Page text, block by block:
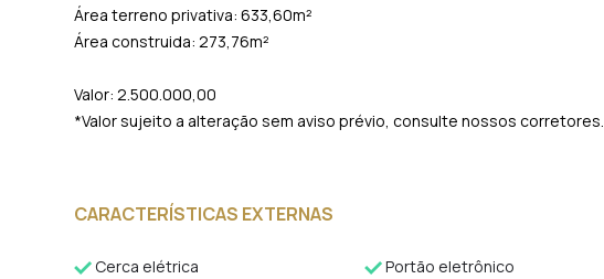
Área terreno privativa: 633,60m²
Área construida: 273,76m²
Valor: 2.500.000,00
*Valor sujeito a alteração sem aviso prévio, consulte nossos corretores.
CARACTERÍSTICAS EXTERNAS
Cerca elétrica Portão eletrônico